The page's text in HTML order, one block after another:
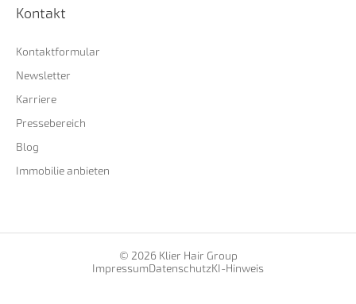
Kontakt
Kontaktformular
Newsletter
Karriere
Pressebereich
Blog
Immobilie anbieten
© 2026 Klier Hair Group
ImpressumDatenschutzKI-Hinweis